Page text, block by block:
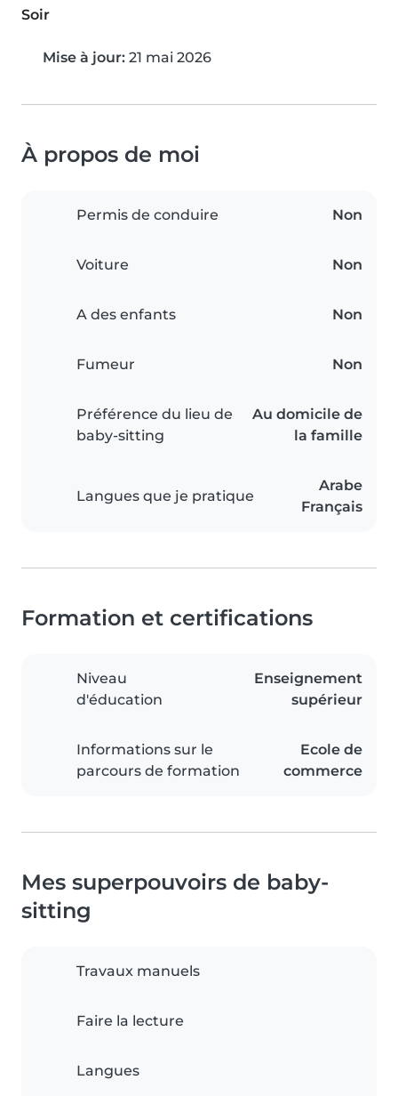
Soir
Mise à jour: 21 mai 2026
À propos de moi
Permis de conduire Non
Voiture Non
A des enfants Non
Fumeur Non
Préférence du lieu de
baby-sitting
Au domicile de
la famille
Langues que je pratique
Arabe
Français
Formation et certifications
Niveau
d'éducation
Enseignement
supérieur
Informations sur le
parcours de formation
Ecole de
commerce
Mes superpouvoirs de baby-
sitting
Travaux manuels
Faire la lecture
Langues